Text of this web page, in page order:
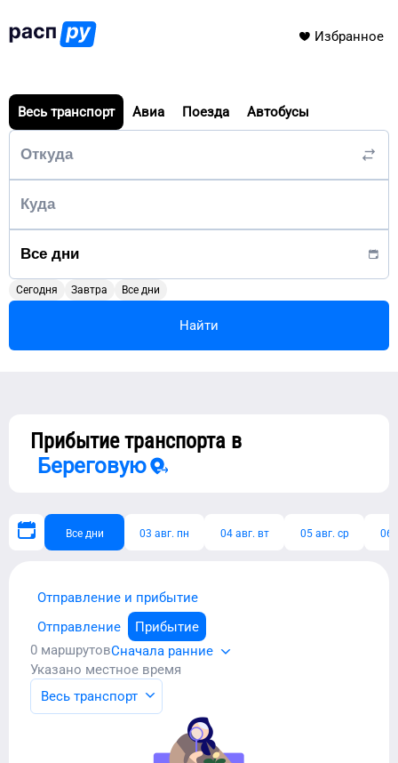
Избранное
Весь транспорт Авиа Поезда Автобусы
Сегодня Завтра Все дни
Найти
Прибытие транспорта в
Береговую
Все дни 03 авг. пн 04 авг. вт 05 авг. ср 06
Отправление и прибытие
Отправление
Прибытие
0 маршрутовСначала ранние
Указано местное время
Весь транспорт